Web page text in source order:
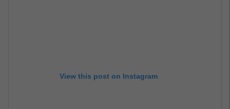
View this post on Instagram